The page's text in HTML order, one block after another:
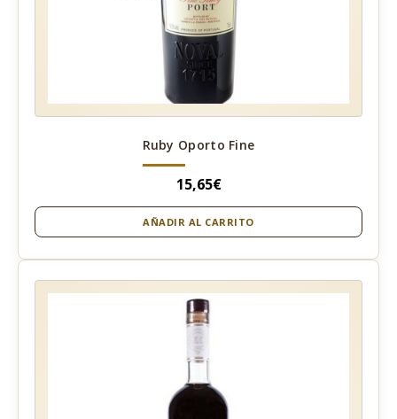
Ruby Oporto Fine
15,65€
AÑADIR AL CARRITO